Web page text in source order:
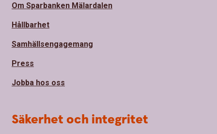
Om Sparbanken Mälardalen
Hållbarhet
Samhällsengagemang
Press
Jobba hos oss
Säkerhet och integritet